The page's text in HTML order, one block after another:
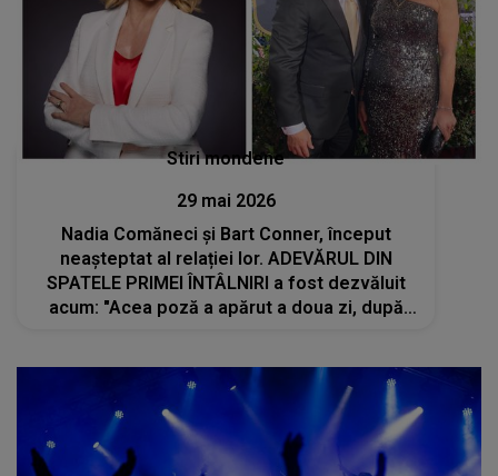
Stiri mondene
29 mai 2026
Nadia Comăneci și Bart Conner, început
neașteptat al relației lor. ADEVĂRUL DIN
SPATELE PRIMEI ÎNTÂLNIRI a fost dezvăluit
acum: "Acea poză a apărut a doua zi, după